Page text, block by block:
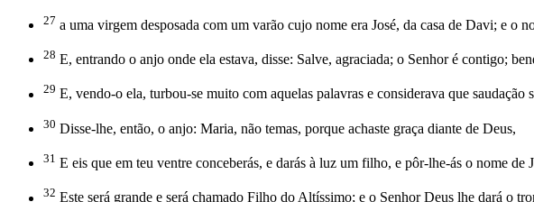
27 a uma virgem desposada com um varão cujo nome era José, da casa de Davi; e o
28 E, entrando o anjo onde ela estava, disse: Salve, agraciada; o Senhor é contigo;
29 E, vendo-o ela, turbou-se muito com aquelas palavras e considerava que saudação
30 Disse-lhe, então, o anjo: Maria, não temas, porque achaste graça diante de Deus,
31 E eis que em teu ventre conceberás, e darás à luz um filho, e pôr-lhe-ás o nome de
32 Este será grande e será chamado Filho do Altíssimo; e o Senhor Deus lhe dará o